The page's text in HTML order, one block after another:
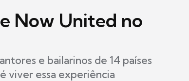
Now United no
e bailarinos de 14 países
viver essa experiência